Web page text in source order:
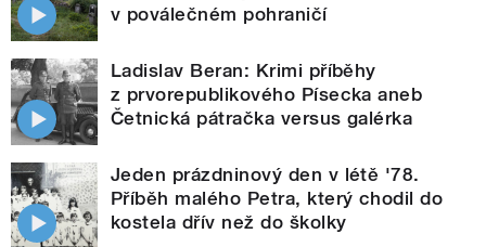
v poválečném pohraničí
Ladislav Beran: Krimi příběhy
z prvorepublikového Písecka aneb
Četnická pátračka versus galérka
Jeden prázdninový den v létě '78.
Příběh malého Petra, který chodil do
kostela dřív než do školky